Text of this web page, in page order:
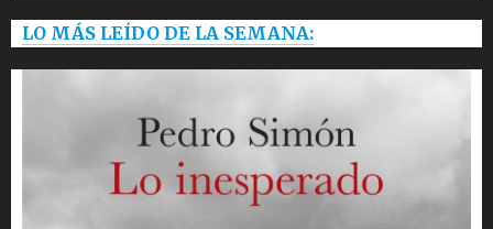
LO MÁS LEÍDO DE LA SEMANA: